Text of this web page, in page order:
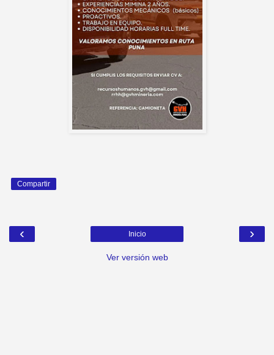
Compartir
‹ ›
Inicio
Ver versión web